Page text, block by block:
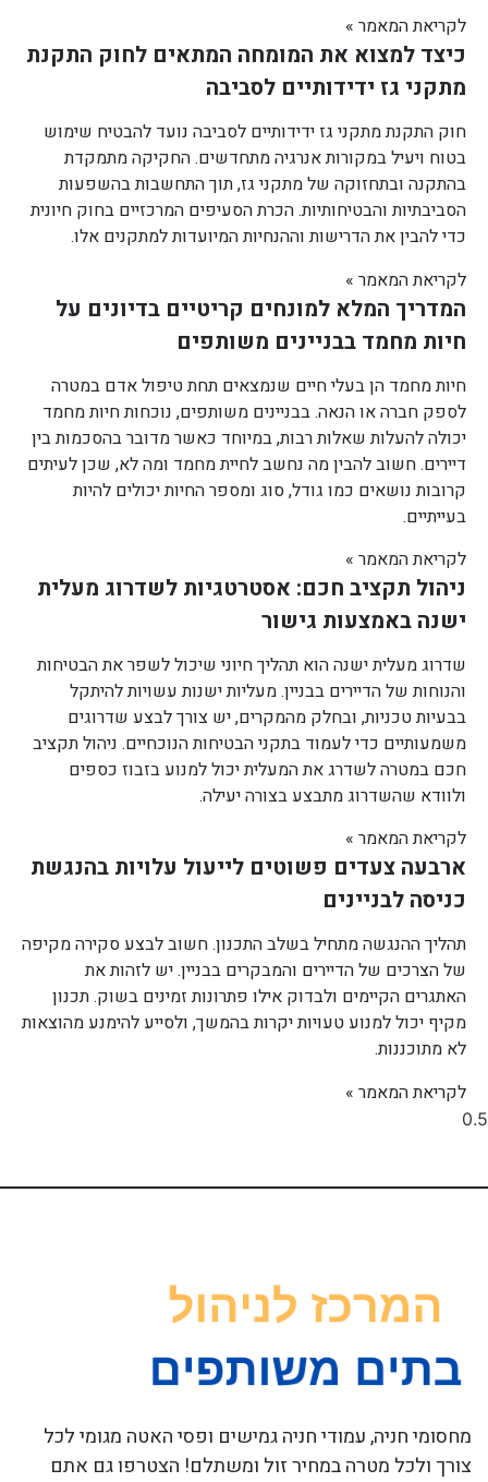
לקריאת המאמר »
כיצד למצוא את המומחה המתאים לחוק התקנת
מתקני גז ידידותיים לסביבה
חוק התקנת מתקני גז ידידותיים לסביבה נועד להבטיח שימוש
בטוח ויעיל במקורות אנרגיה מתחדשים. החקיקה מתמקדת
בהתקנה ובתחזוקה של מתקני גז, תוך התחשבות בהשפעות
הסביבתיות והבטיחותיות. הכרת הסעיפים המרכזיים בחוק חיונית
כדי להבין את הדרישות וההנחיות המיועדות למתקנים אלו.
לקריאת המאמר »
המדריך המלא למונחים קריטיים בדיונים על
חיות מחמד בבניינים משותפים
חיות מחמד הן בעלי חיים שנמצאים תחת טיפול אדם במטרה
לספק חברה או הנאה. בבניינים משותפים, נוכחות חיות מחמד
יכולה להעלות שאלות רבות, במיוחד כאשר מדובר בהסכמות בין
דיירים. חשוב להבין מה נחשב לחיית מחמד ומה לא, שכן לעיתים
קרובות נושאים כמו גודל, סוג ומספר החיות יכולים להיות
בעייתיים.
לקריאת המאמר »
ניהול תקציב חכם: אסטרטגיות לשדרוג מעלית
ישנה באמצעות גישור
שדרוג מעלית ישנה הוא תהליך חיוני שיכול לשפר את הבטיחות
והנוחות של הדיירים בבניין. מעליות ישנות עשויות להיתקל
בבעיות טכניות, ובחלק מהמקרים, יש צורך לבצע שדרוגים
משמעותיים כדי לעמוד בתקני הבטיחות הנוכחיים. ניהול תקציב
חכם במטרה לשדרג את המעלית יכול למנוע בזבוז כספים
ולוודא שהשדרוג מתבצע בצורה יעילה.
לקריאת המאמר »
ארבעה צעדים פשוטים לייעול עלויות בהנגשת
כניסה לבניינים
תהליך ההנגשה מתחיל בשלב התכנון. חשוב לבצע סקירה מקיפה
של הצרכים של הדיירים והמבקרים בבניין. יש לזהות את
האתגרים הקיימים ולבדוק אילו פתרונות זמינים בשוק. תכנון
מקיף יכול למנוע טעויות יקרות בהמשך, ולסייע להימנע מהוצאות
לא מתוכננות.
לקריאת המאמר »
מחסומי חניה, עמודי חניה גמישים ופסי האטה מגומי לכל
צורך ולכל מטרה במחיר זול ומשתלם! הצטרפו גם אתם